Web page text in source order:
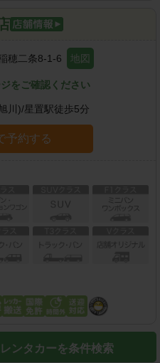
穂二条8-1-6 地図
をご確認ください
川)/星置駅徒歩5分
予約する
ンタカーを条件検索